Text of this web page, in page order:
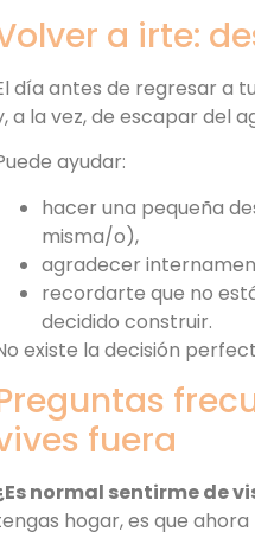
a irte:
día antes de regresar a
a la vez, de escapar del
ayudar:
hacer una pequeña
misma/o),
agradecer
recordarte que no
decidido construir.
existe la decisión
fuera
normal sentirme de
hogar, es que